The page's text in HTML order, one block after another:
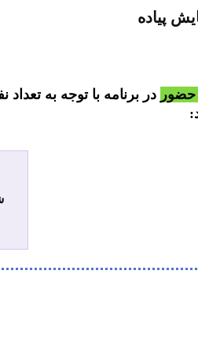
پیاده
حضور در برنامه با توجه به